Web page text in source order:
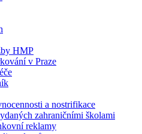
HMP
v Praze
a nostrifikace
zahraničními školami
reklamy